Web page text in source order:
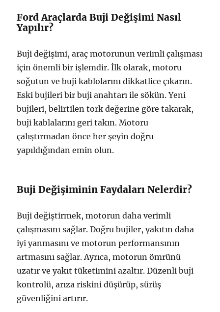
Ford Araçlarda Buji Değişimi Nasıl
Yapılır?
Buji değişimi, araç motorunun verimli çalışması
için önemli bir işlemdir. İlk olarak, motoru
soğutun ve buji kablolarını dikkatlice çıkarın.
Eski bujileri bir buji anahtarı ile sökün. Yeni
bujileri, belirtilen tork değerine göre takarak,
buji kablalarını geri takın. Motoru
çalıştırmadan önce her şeyin doğru
yapıldığından emin olun.
Buji Değişiminin Faydaları Nelerdir?
Buji değiştirmek, motorun daha verimli
çalışmasını sağlar. Doğru bujiler, yakıtın daha
iyi yanmasını ve motorun performansının
artmasını sağlar. Ayrıca, motorun ömrünü
uzatır ve yakıt tüketimini azaltır. Düzenli buji
kontrolü, arıza riskini düşürüp, sürüş
güvenliğini artırır.